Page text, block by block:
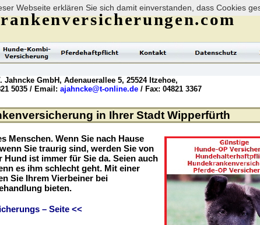
Webseite erklären Sie sich damit einverstanden, dass Cookies
in Ihrer Stadt Wipperfürth
Menschen. Wenn Sie nach Hause
Sie traurig sind, werden Sie von
Hund ist immer für Sie da. Seien auch
es ihm schlecht geht. Mit einer
Sie Ihrem Vierbeiner bei
bieten.
– Seite <<
Jahncke GmbH, Adenauerallee 5, 25524 Itzehoe,
5035 / Email: ajahncke@t-online.de / Fax: 04821 3367